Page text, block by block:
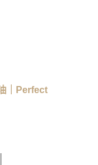
｜Perfect